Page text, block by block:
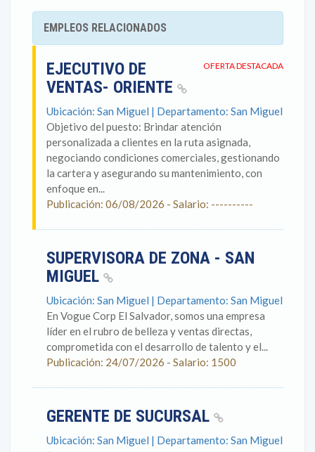
EMPLEOS RELACIONADOS
OFERTA DESTACADA
EJECUTIVO DE
VENTAS- ORIENTE
Ubicación: San Miguel | Departamento: San Miguel
Objetivo del puesto: Brindar atención
personalizada a clientes en la ruta asignada,
negociando condiciones comerciales, gestionando
la cartera y asegurando su mantenimiento, con
enfoque en...
Publicación: 06/08/2026 - Salario: ----------
SUPERVISORA DE ZONA - SAN
MIGUEL
Ubicación: San Miguel | Departamento: San Miguel
En Vogue Corp El Salvador, somos una empresa
líder en el rubro de belleza y ventas directas,
comprometida con el desarrollo de talento y el...
Publicación: 24/07/2026 - Salario: 1500
GERENTE DE SUCURSAL
Ubicación: San Miguel | Departamento: San Miguel